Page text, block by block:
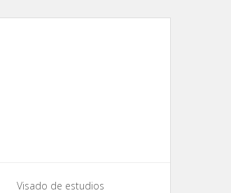
Visado de estudios